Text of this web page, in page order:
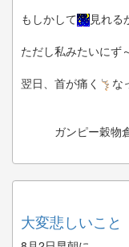
もしかして
見れる
ただし私みたいにず
翌日、首が痛く
な
ガンピー穀物
大変悲しいこ